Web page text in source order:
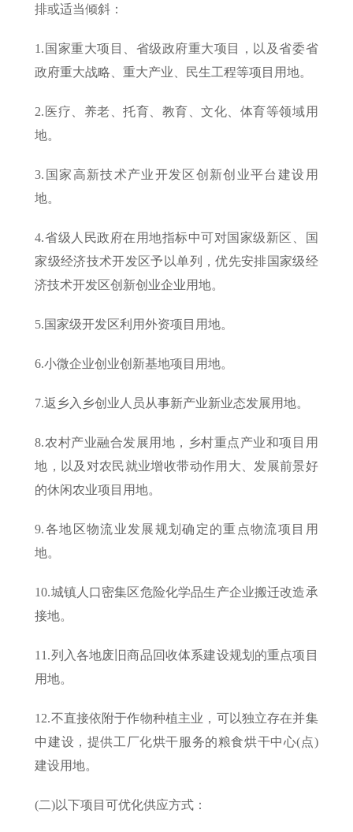
排或适当倾斜：
1.国家重大项目、省级政府重大项目，以及省委省
政府重大战略、重大产业、民生工程等项目用地。
2.医疗、养老、托育、教育、文化、体育等领域用
地。
3.国家高新技术产业开发区创新创业平台建设用
地。
4.省级人民政府在用地指标中可对国家级新区、国
家级经济技术开发区予以单列，优先安排国家级经
济技术开发区创新创业企业用地。
5.国家级开发区利用外资项目用地。
6.小微企业创业创新基地项目用地。
7.返乡入乡创业人员从事新产业新业态发展用地。
8.农村产业融合发展用地，乡村重点产业和项目用
地，以及对农民就业增收带动作用大、发展前景好
的休闲农业项目用地。
9.各地区物流业发展规划确定的重点物流项目用
地。
10.城镇人口密集区危险化学品生产企业搬迁改造承
接地。
11.列入各地废旧商品回收体系建设规划的重点项目
用地。
12.不直接依附于作物种植主业，可以独立存在并集
中建设，提供工厂化烘干服务的粮食烘干中心(点)
建设用地。
(二)以下项目可优化供应方式：